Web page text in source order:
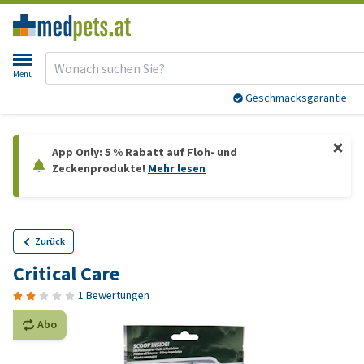
Menu
Geschmacksgarantie
App Only: 5 % Rabatt auf Floh- und
Zeckenprodukte! Mehr lesen
Zurück
Critical Care
1 Bewertungen
Abo